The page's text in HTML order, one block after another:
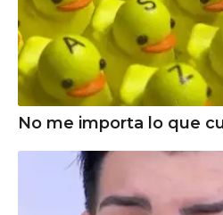
No me importa lo que